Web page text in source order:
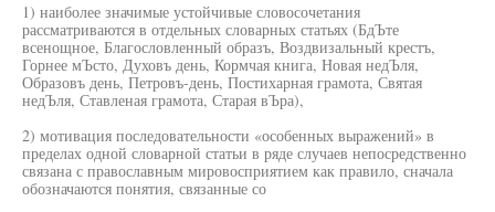
1) наиболее значимые устойчивые словосочетания
рассматриваются в отдельных словарных статьях (БдЪте
всенощное, Благословленный образъ, Воздвизальный крестъ,
Горнее мЪсто, Духовъ день, Кормчая книга, Новая недЪля,
Образовъ день, Петровъ-день, Постихарная грамота, Святая
недЪля, Ставленая грамота, Старая вЪра),
2) мотивация последовательности «особенных выражений» в
пределах одной словарной статьи в ряде случаев непосредственно
связана с православным мировосприятием как правило, сначала
обозначаются понятия, связанные со